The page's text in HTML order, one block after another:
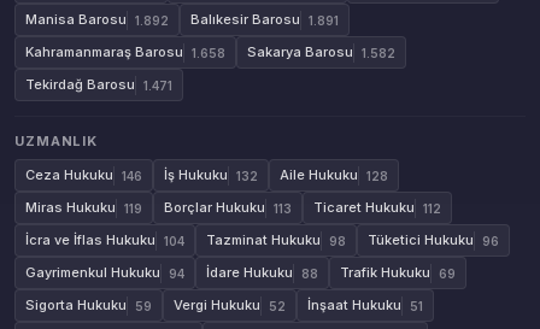
Manisa Barosu 1.892 Balıkesir Barosu 1.891
Kahramanmaraş Barosu 1.658 Sakarya Barosu 1.582
Tekirdağ Barosu 1.471
UZMANLIK
Ceza Hukuku
146 İş Hukuku 132 Aile Hukuku 128
Miras Hukuku 119 Borçlar Hukuku 113 Ticaret Hukuku 112
İcra ve İflas Hukuku 104 Tazminat Hukuku 98 Tüketici Hukuku 96
Gayrimenkul Hukuku 94 İdare Hukuku 88 Trafik Hukuku 69
Sigorta Hukuku 59 Vergi Hukuku 52 İnşaat Hukuku 51